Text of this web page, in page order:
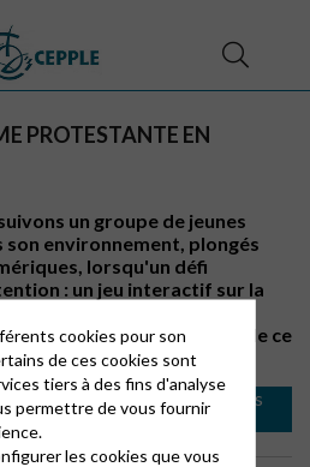
PROTESTANTE EN
un groupe de jeunes
son environnement, plongés
lorsqu'un défi
: un jeu interactif sur la
par deux adultes, ils
pour découvrir l’histoire de ce
il est nécessaire d'accepter les
cookies pour son
de ces cookies sont
tiers à des fins d'analyse
permettre de vous fournir
les cookies que vous